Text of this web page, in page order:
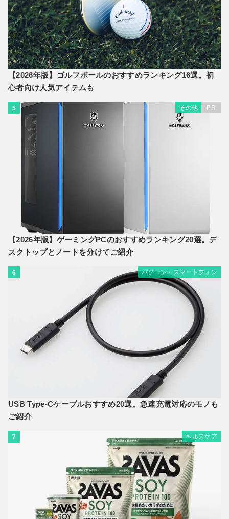
【2026年版】ゴルフボールのおすすめランキング16選。初
心者向け人気アイテムも
5 その他 PR
【2026年版】ゲーミングPCのおすすめランキング20選。デ
スクトップとノートを分けてご紹介
6 パソコン・スマートフォン
USB Type-Cケーブルおすすめ20選。急速充電対応のモノも
ご紹介
7 ヘルスケア